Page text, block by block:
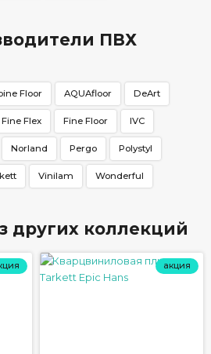
ПВХ
Floor AQUAfloor DeArt
Fine Flex Fine Floor IVC
Norland Pergo Polystyl
Vinilam Wonderful
других коллекций
акция